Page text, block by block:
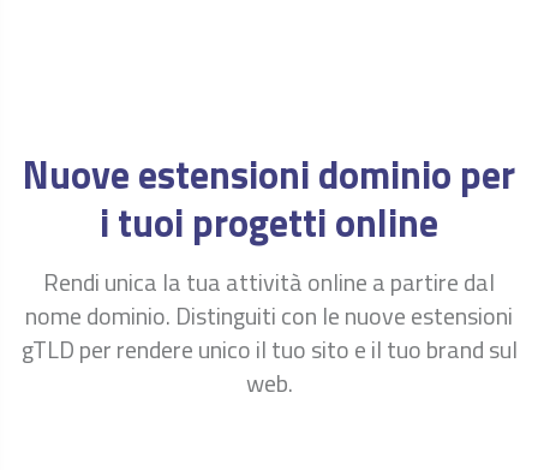
€ 50.00
ora
€ 45.00 /anno
Registra
€ 69.00
Registra
ora
€ 23.90
Nuove estensioni dominio per
i tuoi progetti online
Rendi unica la tua attività online a partire dal
nome dominio. Distinguiti con le nuove estensioni
gTLD per rendere unico il tuo sito e il tuo brand sul
web.